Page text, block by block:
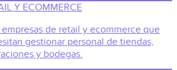
Y ECOMMERCE
empresas de retail y ecommerce que
gestionar personal de tiendas,
y bodegas.